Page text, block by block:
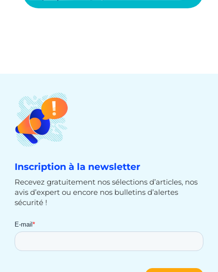
Inscription à la newsletter
Recevez gratuitement nos sélections d’articles, nos
avis d’expert ou encore nos bulletins d’alertes
sécurité !